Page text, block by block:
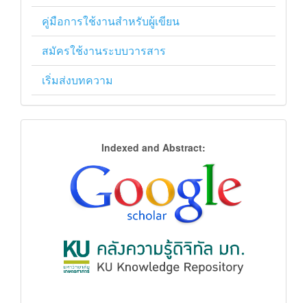
คู่มือการใช้งานสำหรับผู้เขียน
สมัครใช้งานระบบวารสาร
เริ่มส่งบทความ
ข้อมูล
Indexed and Abstract: